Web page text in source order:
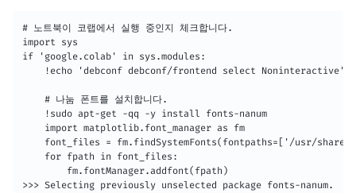
# 노트북이 코랩에서 실행 중인지 체크합니다.
import sys
if 'google.colab' in sys.modules:
!echo 'debconf debconf/frontend select Noninteractive'
    # 나눔 폰트를 설치합니다.
    !sudo apt-get -qq -y install fonts-nanum
    import matplotlib.font_manager as fm
font_files = fm.findSystemFonts(fontpaths=['/usr/share/
    for fpath in font_files:
        fm.fontManager.addfont(fpath)
>>> Selecting previously unselected package fonts-nanum.